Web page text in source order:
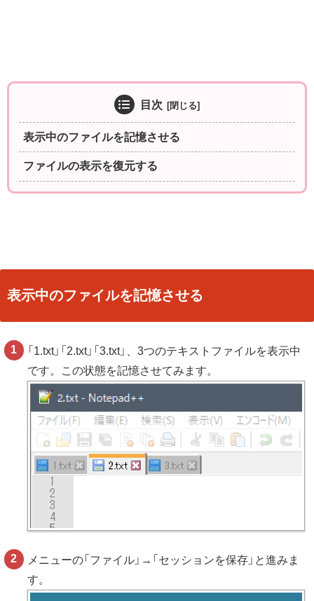
目次
表示中のファイルを記憶させる
ファイルの表示を復元する
表示中のファイルを記憶させる
「1.txt」「2.txt」「3.txt」、3つのテキストファイルを表示中
です。この状態を記憶させてみます。
メニューの「ファイル」→「セッションを保存」と進みま
す。